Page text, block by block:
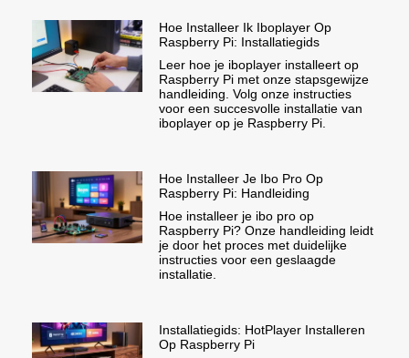
Hoe Installeer Ik Iboplayer Op
Raspberry Pi: Installatiegids
Leer hoe je iboplayer installeert op
Raspberry Pi met onze stapsgewijze
handleiding. Volg onze instructies
voor een succesvolle installatie van
iboplayer op je Raspberry Pi.
Hoe Installeer Je Ibo Pro Op
Raspberry Pi: Handleiding
Hoe installeer je ibo pro op
Raspberry Pi? Onze handleiding leidt
je door het proces met duidelijke
instructies voor een geslaagde
installatie.
Installatiegids: HotPlayer Installeren
Op Raspberry Pi